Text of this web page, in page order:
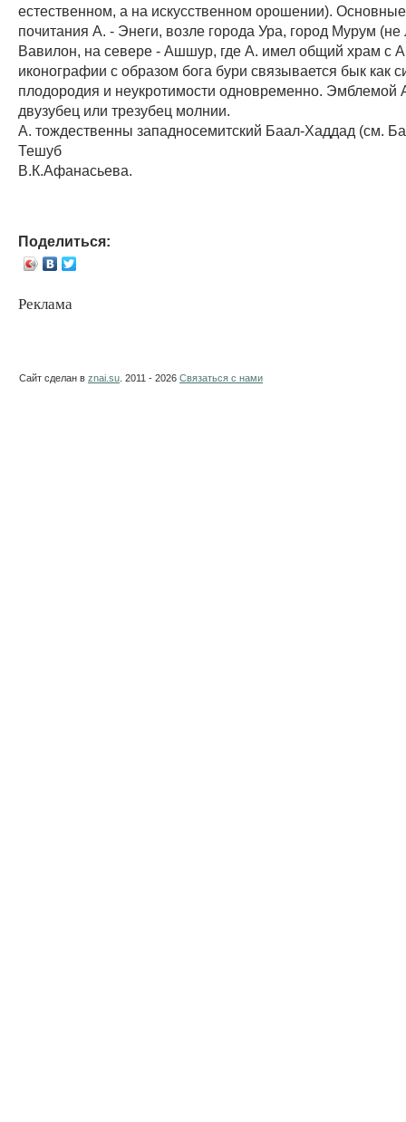
естественном, а на искусственном орошении).
почитания А. - Энеги, возле города Ура, город Мурум (не
Вавилон, на севере - Ашшур, где А. имел общий храм с
иконографии с образом бога бури связывается бык как
плодородия и неукротимости одновременно. Эмблемой
двузубец или трезубец молнии.
А. тождественны западносемитский Баал-Хаддад (см.
Тешуб
В.К.Афанасьева.
Поделиться:
Реклама
Сайт сделан в znai.su . 2011 - 2026 Связаться с нами